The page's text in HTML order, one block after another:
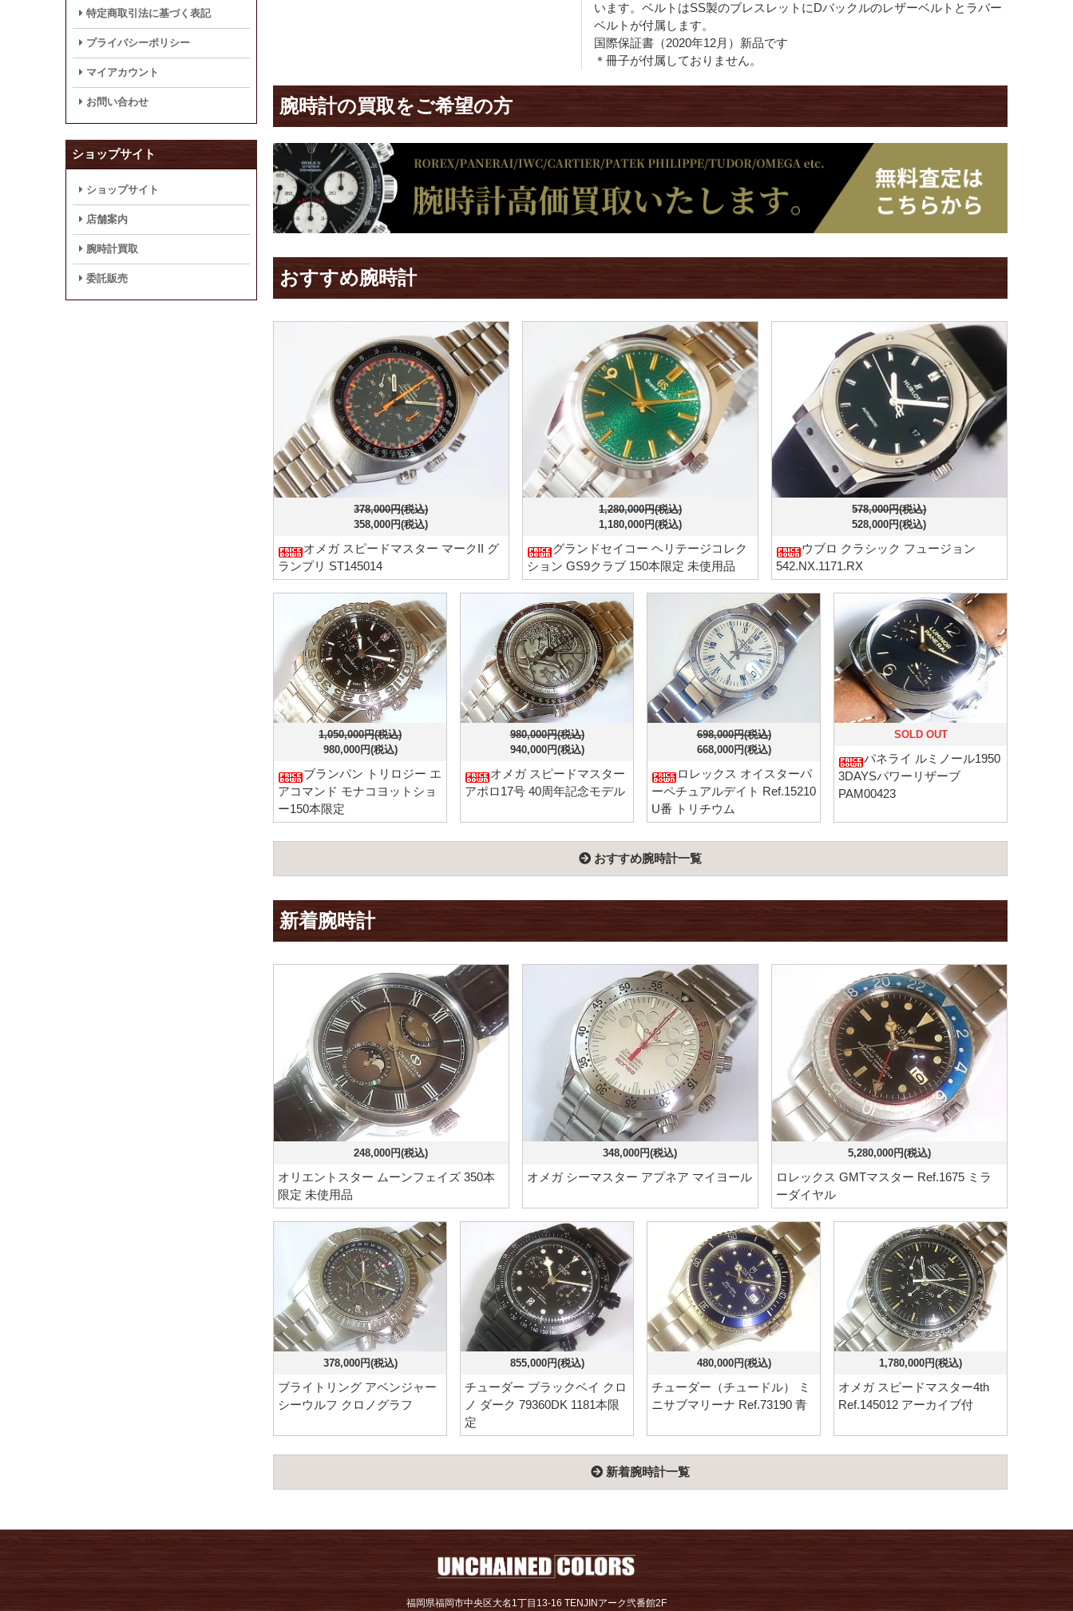
います。ベルトはSS製のブレスレットにDバックルのレザーベルトとラバー
ベルトが付属します。
国際保証書（2020年12月）新品です
＊冊子が付属しておりません。
腕時計の買取をご希望の方
おすすめ腕時計
378,000円(税込)
358,000円(税込)
オメガ スピードマスター マークII グ
ランプリ ST145014
1,280,000円(税込)
1,180,000円(税込)
グランドセイコー ヘリテージコレク
ション GS9クラブ 150本限定 未使用品
578,000円(税込)
528,000円(税込)
ウブロ クラシック フュージョン
542.NX.1171.RX
1,050,000円(税込)
980,000円(税込)
ブランパン トリロジー エ
アコマンド モナコヨットショ
ー150本限定
980,000円(税込)
940,000円(税込)
オメガ スピードマスター
アポロ17号 40周年記念モデル
698,000円(税込)
668,000円(税込)
ロレックス オイスターパ
ーペチュアルデイト Ref.15210
U番 トリチウム
SOLD OUT
パネライ ルミノール1950
3DAYSパワーリザーブ
PAM00423
おすすめ腕時計一覧
新着腕時計
248,000円(税込)
オリエントスター ムーンフェイズ 350本
限定 未使用品
348,000円(税込)
オメガ シーマスター アプネア マイヨール
5,280,000円(税込)
ロレックス GMTマスター Ref.1675 ミラ
ーダイヤル
378,000円(税込)
ブライトリング アベンジャー
シーウルフ クロノグラフ
855,000円(税込)
チューダー ブラックベイ クロ
ノ ダーク 79360DK 1181本限
定
480,000円(税込)
チューダー（チュードル） ミ
ニサブマリーナ Ref.73190 青
1,780,000円(税込)
オメガ スピードマスター4th
Ref.145012 アーカイブ付
新着腕時計一覧
特定商取引法に基づく表記
プライバシーポリシー
マイアカウント
お問い合わせ
ショップサイト
ショップサイト
店舗案内
腕時計買取
委託販売
福岡県福岡市中央区大名1丁目13-16 TENJINアーク弐番館2F